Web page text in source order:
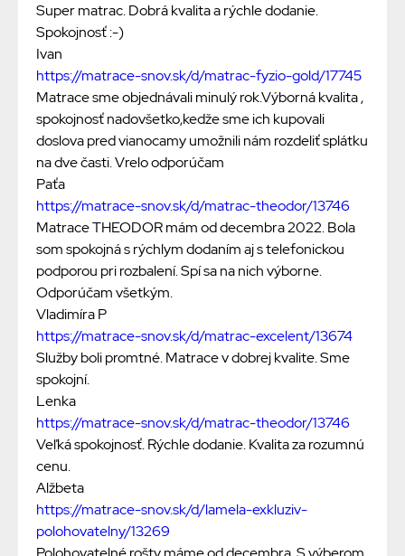
Super matrac. Dobrá kvalita a rýchle dodanie.
Spokojnosť :-)
Ivan
https://matrace-snov.sk/d/matrac-fyzio-gold/17745
Matrace sme objednávali minulý rok.Výborná kvalita ,
spokojnosť nadovšetko,kedže sme ich kupovali
doslova pred vianocamy umožnili nám rozdeliť splátku
na dve časti. Vrelo odporúčam
Paťa
https://matrace-snov.sk/d/matrac-theodor/13746
Matrace THEODOR mám od decembra 2022. Bola
som spokojná s rýchlym dodaním aj s telefonickou
podporou pri rozbalení. Spí sa na nich výborne.
Odporúčam všetkým.
Vladimíra P
https://matrace-snov.sk/d/matrac-excelent/13674
Služby boli promtné. Matrace v dobrej kvalite. Sme
spokojní.
Lenka
https://matrace-snov.sk/d/matrac-theodor/13746
Veľká spokojnosť. Rýchle dodanie. Kvalita za rozumnú
cenu.
Alžbeta
https://matrace-snov.sk/d/lamela-exkluziv-
polohovatelny/13269